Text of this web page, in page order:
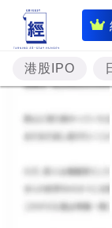
即
時
財
經
專
題
投
資
港股IPO